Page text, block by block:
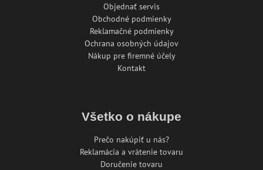
Objednať servis
Obchodné podmienky
Reklamačné podmienky
Ochrana osobných údajov
Nákup pre firemné účely
Kontakt
Všetko o nákupe
Prečo nakúpiť u nás?
Reklamácia a vrátenie tovaru
Doručenie tovaru